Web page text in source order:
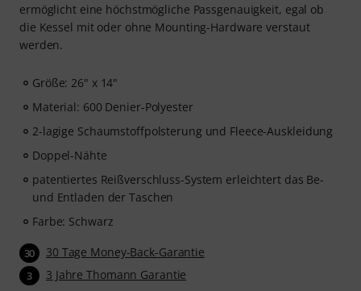
ermöglicht eine höchstmögliche Passgenauigkeit, egal ob
die Kessel mit oder ohne Mounting-Hardware verstaut
werden.
Größe: 26" x 14"
Material: 600 Denier-Polyester
2-lagige Schaumstoffpolsterung und Fleece-Auskleidung
Doppel-Nähte
patentiertes Reißverschluss-System erleichtert das Be-
und Entladen der Taschen
Farbe: Schwarz
30 30 Tage Money-Back-Garantie
3 3 Jahre Thomann Garantie